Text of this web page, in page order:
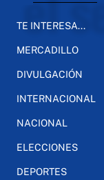
TE INTERESA...
MERCADILLO
DIVULGACIÓN
INTERNACIONAL
NACIONAL
ELECCIONES
DEPORTES